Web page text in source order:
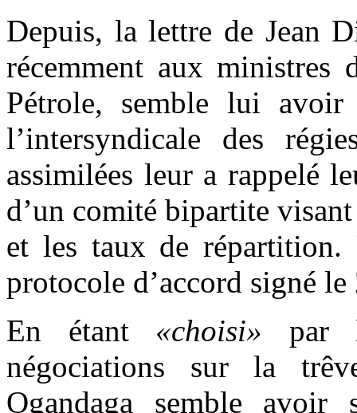
Depuis, la lettre de Jean
récemment aux ministres
Pétrole, semble lui
l’intersyndicale des
assimilées leur a rappelé
d’un comité bipartite
et les taux de répartition.
protocole d’accord signé
En étant «choisi» par
négociations sur la
Ogandaga semble avoir